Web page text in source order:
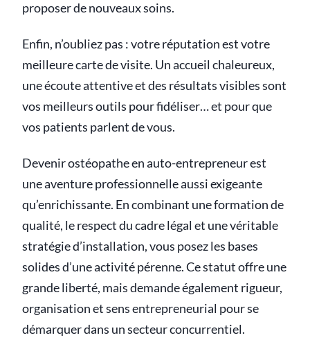
proposer de nouveaux soins.
Enfin, n’oubliez pas : votre réputation est votre
meilleure carte de visite. Un accueil chaleureux,
une écoute attentive et des résultats visibles sont
vos meilleurs outils pour fidéliser… et pour que
vos patients parlent de vous.
Devenir ostéopathe en auto-entrepreneur est
une aventure professionnelle aussi exigeante
qu’enrichissante. En combinant une formation de
qualité, le respect du cadre légal et une véritable
stratégie d’installation, vous posez les bases
solides d’une activité pérenne. Ce statut offre une
grande liberté, mais demande également rigueur,
organisation et sens entrepreneurial pour se
démarquer dans un secteur concurrentiel.